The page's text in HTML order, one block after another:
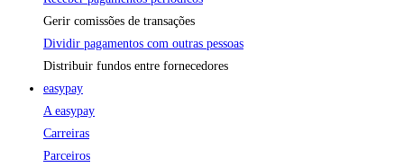
Gerir comissões de transações
Dividir pagamentos com outras pessoas
Distribuir fundos entre fornecedores
easypay
A easypay
Carreiras
Parceiros